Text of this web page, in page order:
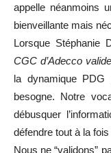
appelle néanmoins
bienveillante mais
Lorsque Stéphanie
CGC d’Adecco
la dynamique
besogne. Notre
débusquer
défendre tout à la
Nous ne “validons”